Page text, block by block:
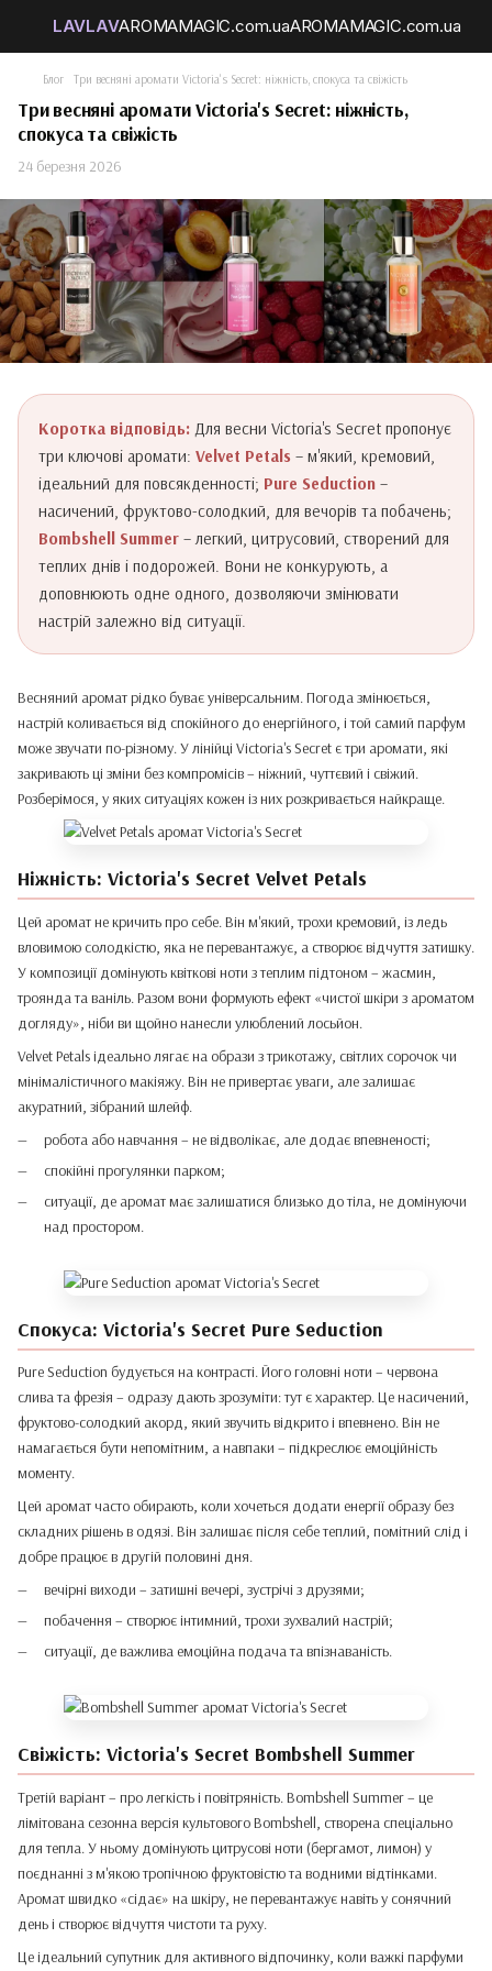
Блог Три весняні аромати Victoria's Secret: ніжність, спокуса та свіжість
Три весняні аромати Victoria's Secret: ніжність,
спокуса та свіжість
24 березня 2026
Коротка відповідь:Для весни Victoria's Secret пропонує
три ключові аромати: Velvet Petals– м'який, кремовий,
ідеальний для повсякденності; Pure Seduction–
насичений, фруктово-солодкий, для вечорів та побачень;
Bombshell Summer– легкий, цитрусовий, створений для
теплих днів і подорожей. Вони не конкурують, а
доповнюють одне одного, дозволяючи змінювати
настрій залежно від ситуації.
Весняний аромат рідко буває універсальним. Погода змінюється,
настрій коливається від спокійного до енергійного, і той самий парфум
може звучати по-різному. У лінійці Victoria's Secret є три аромати, які
закривають ці зміни без компромісів – ніжний, чуттєвий і свіжий.
Розберімося, у яких ситуаціях кожен із них розкривається найкраще.
Ніжність: Victoria's Secret Velvet Petals
Цей аромат не кричить про себе. Він м'який, трохи кремовий, із ледь
вловимою солодкістю, яка не перевантажує, а створює відчуття затишку.
У композиції домінують квіткові ноти з теплим підтоном – жасмин,
троянда та ваніль. Разом вони формують ефект «чистої шкіри з ароматом
догляду», ніби ви щойно нанесли улюблений лосьйон.
Velvet Petals ідеально лягає на образи з трикотажу, світлих сорочок чи
мінімалістичного макіяжу. Він не привертає уваги, але залишає
акуратний, зібраний шлейф.
робота або навчання – не відволікає, але додає впевненості;
спокійні прогулянки парком;
ситуації, де аромат має залишатися близько до тіла, не домінуючи
над простором.
Спокуса: Victoria's Secret Pure Seduction
Pure Seduction будується на контрасті. Його головні ноти – червона
слива та фрезія – одразу дають зрозуміти: тут є характер. Це насичений,
фруктово-солодкий акорд, який звучить відкрито і впевнено. Він не
намагається бути непомітним, а навпаки – підкреслює емоційність
моменту.
Цей аромат часто обирають, коли хочеться додати енергії образу без
складних рішень в одязі. Він залишає після себе теплий, помітний слід і
добре працює в другій половині дня.
вечірні виходи – затишні вечері, зустрічі з друзями;
побачення – створює інтимний, трохи зухвалий настрій;
ситуації, де важлива емоційна подача та впізнаваність.
Свіжість: Victoria's Secret Bombshell Summer
Третій варіант – про легкість і повітряність. Bombshell Summer – це
лімітована сезонна версія культового Bombshell, створена спеціально
для тепла. У ньому домінують цитрусові ноти (бергамот, лимон) у
поєднанні з м'якою тропічною фруктовістю та водними відтінками.
Аромат швидко «сідає» на шкіру, не перевантажує навіть у сонячний
день і створює відчуття чистоти та руху.
Це ідеальний супутник для активного відпочинку, коли важкі парфуми